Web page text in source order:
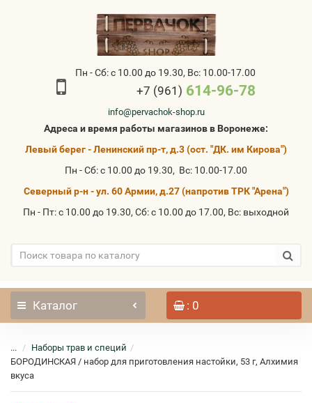
Пн - Сб: с 10.00 до 19.30, Вс: 10.00-17.00
+7 (961) 614-96-78
info@pervachok-shop.ru
Адреса и время работы магазинов в Воронеже:
Левый берег - Ленинский пр-т, д.3 (ост. "ДК. им Кирова")
Пн - Сб: с 10.00 до 19.30, Вс: 10.00-17.00
Северный р-н - ул. 60 Армии, д.27 (напротив ТРК "Арена")
Пн - Пт: с 10.00 до 19.30, Сб: с 10.00 до 17.00, Вс: выходной
Каталог : 0
...
Наборы трав и специй
БОРОДИНСКАЯ / набор для приготовления настойки, 53 г, Алхимия
вкуса